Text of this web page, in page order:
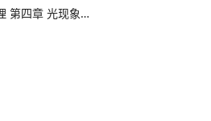
广东省中考物理 第四章 光现象复习课件 新人教版